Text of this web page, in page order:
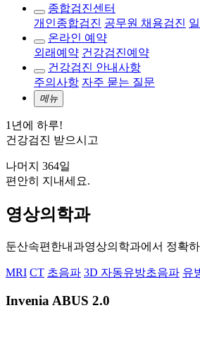
종합검진센터
개인종합검진 공무원 채용검진
온라인 예약
외래예약 건강검진예약
건강검진 안내사항
주의사항 자주 묻는 질문
메뉴
1년에 하루!
건강검진 받으시고
나머지 364일
편안히 지내세요.
영상의학과
둔산속편한내과영상의학과에서 정확
MRI CT 초음파 3D 자동유방초음파 유
Invenia ABUS 2.0